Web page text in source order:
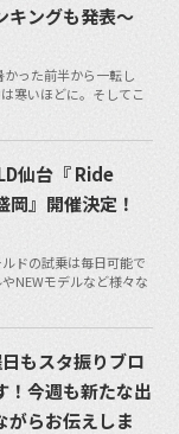
キングも発表〜
った前半から一転し
寒いほどに。そしてこ
仙台『 Ride
』開催決定！
ドの試乗は毎日可能で
NEWモデルなど様々な
もスタ振りブロ
！今週も新たな出
がらお伝えしま